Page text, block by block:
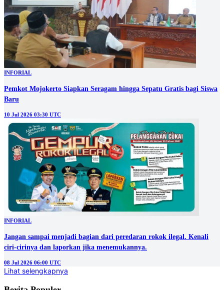
INFORIAL
Pemkot Mojokerto Siapkan Seragam hingga Sepatu Gratis bagi Siswa
Baru
10 Jul 2026 03:30 UTC
INFORIAL
Jangan sampai menjadi bagian dari peredaran rokok ilegal. Kenali
ciri-cirinya dan laporkan jika menemukannya.
08 Jul 2026 06:00 UTC
Lihat selengkapnya